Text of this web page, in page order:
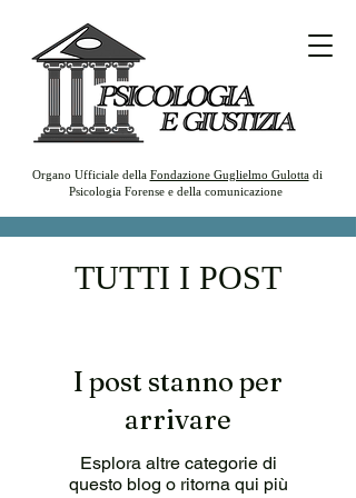
Organo Ufficiale della Fondazione Guglielmo Gulottadi
Psicologia Forense e della comunicazione
TUTTI I POST
I post stanno per
arrivare
Esplora altre categorie di
questo blog o ritorna qui più